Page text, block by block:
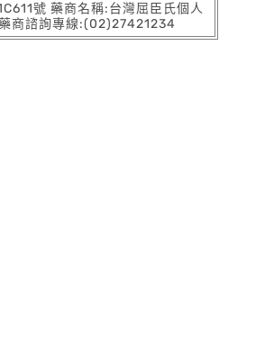
號 藥商名稱:台灣屈臣氏個人
商諮詢專線:(02)27421234